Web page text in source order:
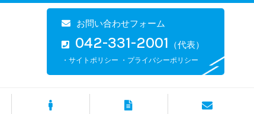
お問い合わせフォーム
042-331-2001 （代表）
・サイトポリシー ・プライバシーポリシー